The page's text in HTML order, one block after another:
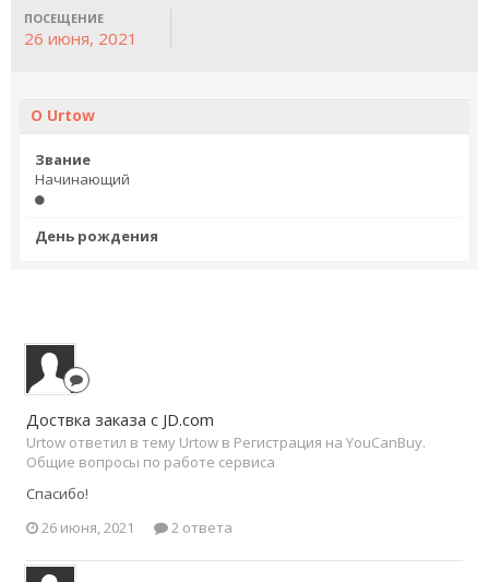
ПОСЕЩЕНИЕ
26 июня, 2021
О Urtow
Звание
Начинающий
День рождения
Доствка заказа с JD.com
Urtow ответил в тему Urtow в Регистрация на YouCanBuy.
Общие вопросы по работе сервиса
Спасибо!
26 июня, 2021
2 ответа